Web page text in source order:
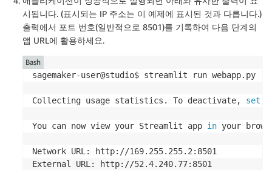
시됩니다. (표시되는 IP 주소는 이 예제에 표시된 것과 다릅니다.)
출력에서 포트 번호(일반적으로 8501)를 기록하여 다음 단계의
앱 URL에 활용하세요.
sagemaker-user@studio$ streamlit run webapp.py
Collecting usage statistics. To deactivate, set
You can now view your Streamlit app in your
Network URL: http://169.255.255.2:8501
External URL: http://52.4.240.77:8501
Bash